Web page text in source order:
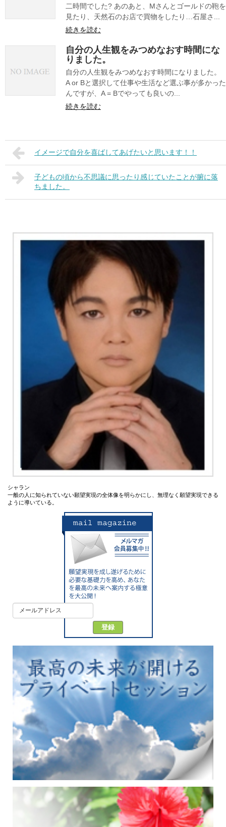
二時間でした? あのあと、Mさんとゴールドの鞄を
見たり、天然石のお店で買物をしたり…石屋さ...
続きを読む
自分の人生観をみつめなおす時間にな
りました。
自分の人生観をみつめなおす時間になりました。
A or Bと選択して仕事や生活など選ぶ事が多かった
んですが、A = Bでやっても良いの...
続きを読む
イメージで自分を喜ばしてあげたいと思います！！
子どもの頃から不思議に思ったり感じていたことが腑に落
ちました。
シャラン
一般の人に知られていない願望実現の全体像を明らかにし、無理なく願望実現できる
ように導いている。